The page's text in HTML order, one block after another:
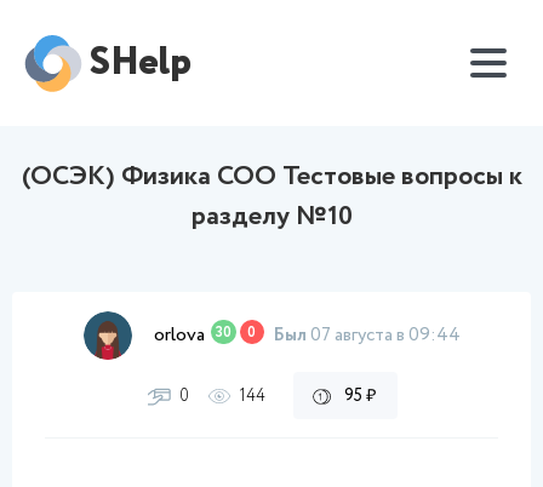
SHelp
(ОСЭК) Физика СОО Тестовые вопросы к
разделу №10
orlova 30 0 Был 07 августа в 09:44
0 144 95 ₽